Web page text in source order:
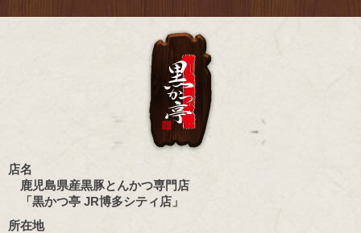
店名
鹿児島県産黒豚とんかつ専門店
「黒かつ亭 JR博多シティ店」
所在地